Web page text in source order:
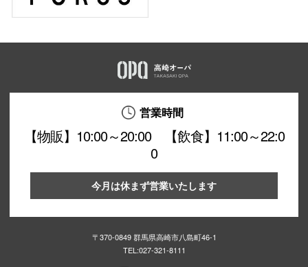
営業時間
【物販】10:00～20:00 【飲食】11:00～22:0
0
今月は休まず営業いたします
〒370-0849 群馬県高崎市八島町46-1
TEL:027-321-8111